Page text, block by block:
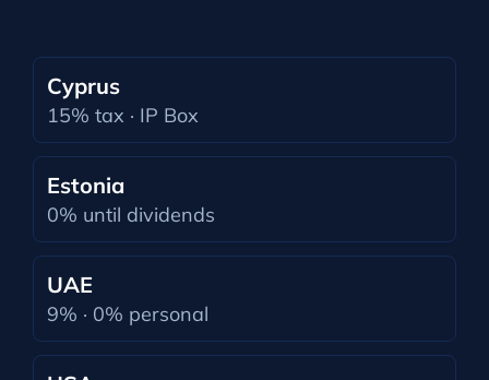
Cyprus
15% tax · IP Box
Estonia
0% until dividends
UAE
9% · 0% personal